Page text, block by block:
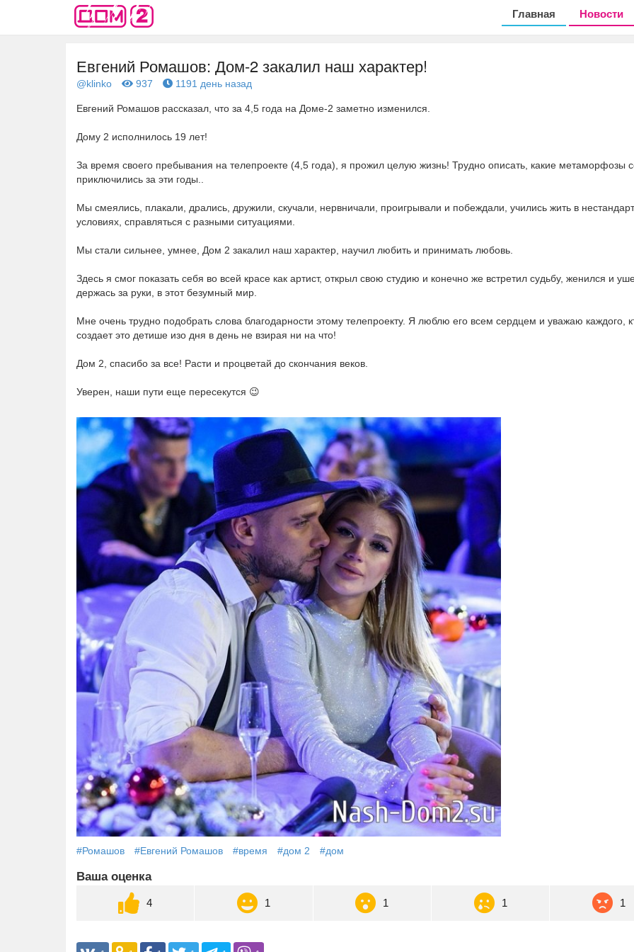
Главная Новости
Евгений Ромашов: Дом-2 закалил наш характер!
@klinko 937 1191 день назад
Евгений Ромашов рассказал, что за 4,5 года на Доме-2 заметно изменился.
Дому 2 исполнилось 19 лет!
За время своего пребывания на телепроекте (4,5 года), я прожил целую жизнь! Трудно описать, какие метаморфозы
приключились за эти годы..
Мы смеялись, плакали, дрались, дружили, скучали, нервничали, проигрывали и побеждали, учились жить в
условиях, справляться с разными ситуациями.
Мы стали сильнее, умнее, Дом 2 закалил наш характер, научил любить и принимать любовь.
Здесь я смог показать себя во всей красе как артист, открыл свою студию и конечно же встретил судьбу, женился и
держась за руки, в этот безумный мир.
Мне очень трудно подобрать слова благодарности этому телепроекту. Я люблю его всем сердцем и уважаю каждого,
создает это детише изо дня в день не взирая ни на что!
Дом 2, спасибо за все! Расти и процветай до скончания веков.
Уверен, наши пути еще пересекутся 😉
#Ромашов #Евгений Ромашов #время #дом 2 #дом
Ваша оценка
4 1 1 1 1